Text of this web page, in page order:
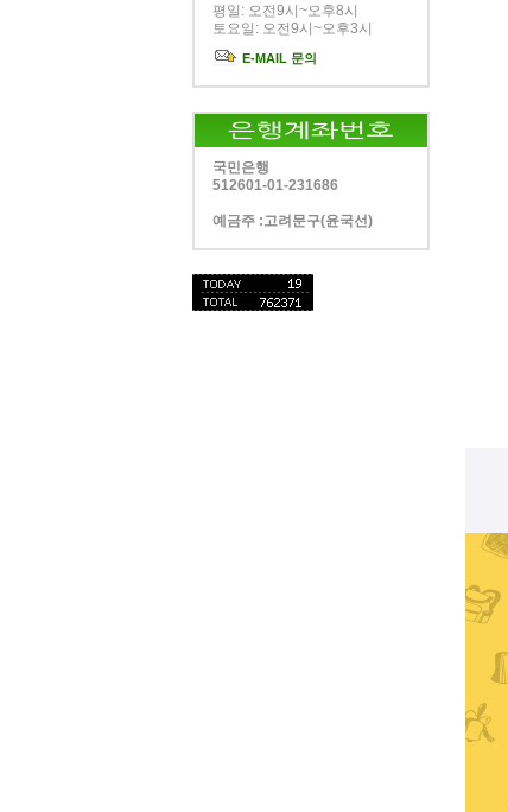
평일: 오전9시~오후8시
토요일: 오전9시~오후3시
E-MAIL 문의
국민은행
512601-01-231686
예금주 :고려문구(윤국선)